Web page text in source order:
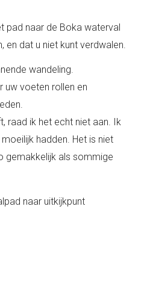
pad naar de Boka waterval
en dat u niet kunt verdwalen.
wandeling.
uw voeten rollen en
raad ik het echt niet aan. Ik
hadden. Het is niet
gemakkelijk als sommige